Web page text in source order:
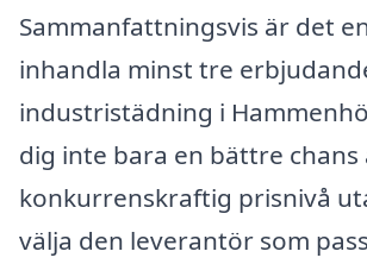
Sammanfattningsvis är det
inhandla minst tre
industristädning i
dig inte bara en bättre chans
konkurrenskraftig prisnivå
välja den leverantör som